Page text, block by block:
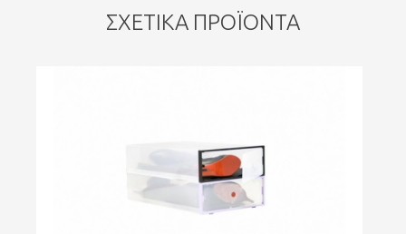
ΣΧΕΤΙΚΆ ΠΡΟΪΌΝΤΑ